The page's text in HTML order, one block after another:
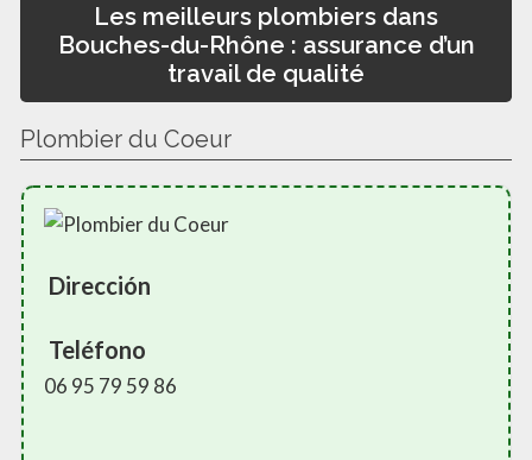
Les meilleurs plombiers dans
Bouches-du-Rhône : assurance d’un
travail de qualité
Plombier du Coeur
Dirección
Teléfono
06 95 79 59 86